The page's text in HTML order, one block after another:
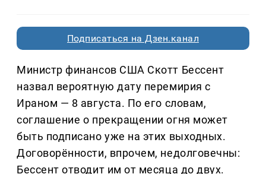
Подписаться на Дзен.канал
Министр финансов США Скотт Бессент
назвал вероятную дату перемирия с
Ираном — 8 августа. По его словам,
соглашение о прекращении огня может
быть подписано уже на этих выходных.
Договорённости, впрочем, недолговечны:
Бессент отводит им от месяца до двух.